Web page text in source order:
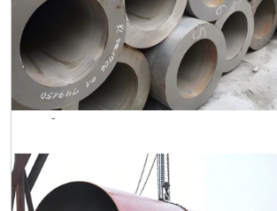
труба с наплавлением карбида хр
ома